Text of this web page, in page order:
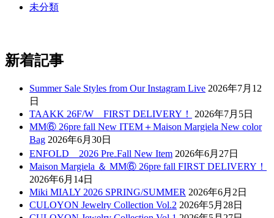
未分類
新着記事
Summer Sale Styles from Our Instagram Live 2026年7月12
日
TAAKK 26F/W FIRST DELIVERY！
2026年7月5日
MM⑥ 26pre fall New ITEM＋Maison Margiela New color
Bag 2026年6月30日
ENFOLD 2026 Pre₋Fall New Item 2026年6月27日
Maison Margiela ＆ MM⑥ 26pre fall FIRST DELIVERY！
2026年6月14日
Miki MIALY 2026 SPRING/SUMMER 2026年6月2日
CULOYON Jewelry Collection Vol.2 2026年5月28日